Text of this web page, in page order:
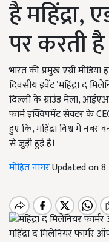
है महिंद्रा,
पर करती
भारत की प्रमुख एग्री
दिवसीय इवेंट ‘महिंद्रा द
दिल्ली के ग्राउंड मेला,
फार्म इक्विपमेंट सेक्टर के
हुए कि, महिंद्रा विश्व में
से जुड़ी हुई है।
मोहित नागरUpdated on 8
महिंद्रा द मिलेनियर फार्मर